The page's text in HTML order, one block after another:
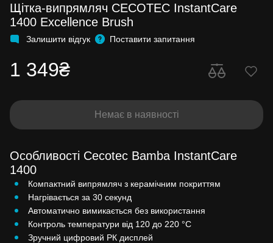
Щітка-випрямляч CECOTEC InstantCare
1400 Excellence Brush
Залишити відгук Поставити запитання
1 349₴
Немає в наявності
Особливості Cecotec Bamba InstantCare
1400
Компактний випрямляч з керамічним покриттям
Нагрівається за 30 секунд
Автоматично вимикається без використання
Контроль температури від 120 до 220 °C
Зручний цифровий РК дисплей